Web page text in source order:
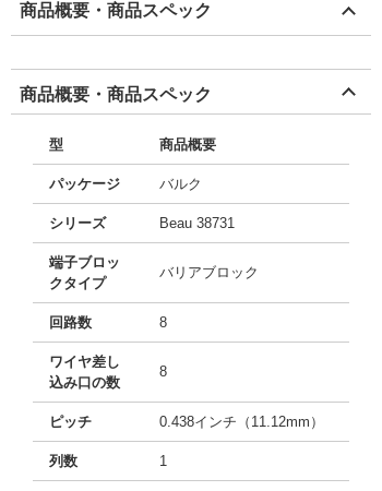
商品概要・商品スペック
商品概要・商品スペック
型 商品概要
パッケージ バルク
シリーズ Beau 38731
端子ブロッ
クタイプ
バリアブロック
回路数 8
ワイヤ差し
込み口の数
8
ピッチ 0.438インチ（11.12mm）
列数 1